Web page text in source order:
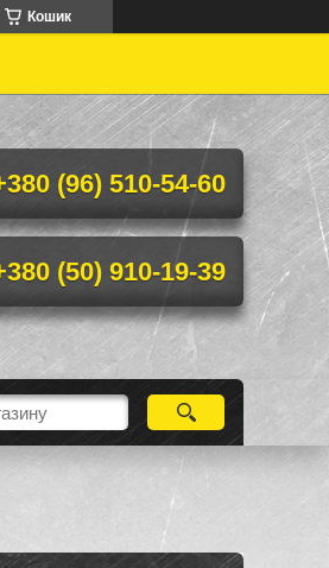
Кошик
(96) 510-54-60
(50) 910-19-39